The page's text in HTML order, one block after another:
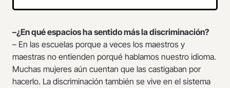
–¿En qué espacios ha sentido más la discriminación?
– En las escuelas porque a veces los maestros y
maestras no entienden porqué hablamos nuestro idioma.
Muchas mujeres aún cuentan que las castigaban por
hacerlo. La discriminación también se vive en el sistema